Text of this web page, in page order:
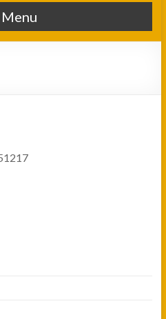
Menu